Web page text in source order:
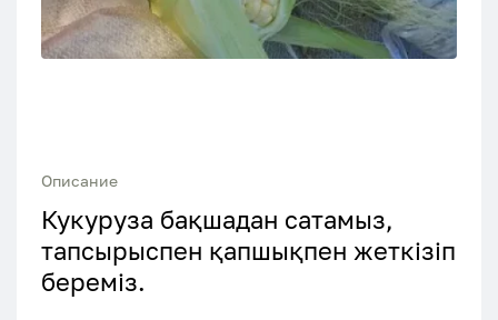
Описание
Кукуруза бақшадан сатамыз,
тапсырыспен қапшықпен жеткізіп
береміз.